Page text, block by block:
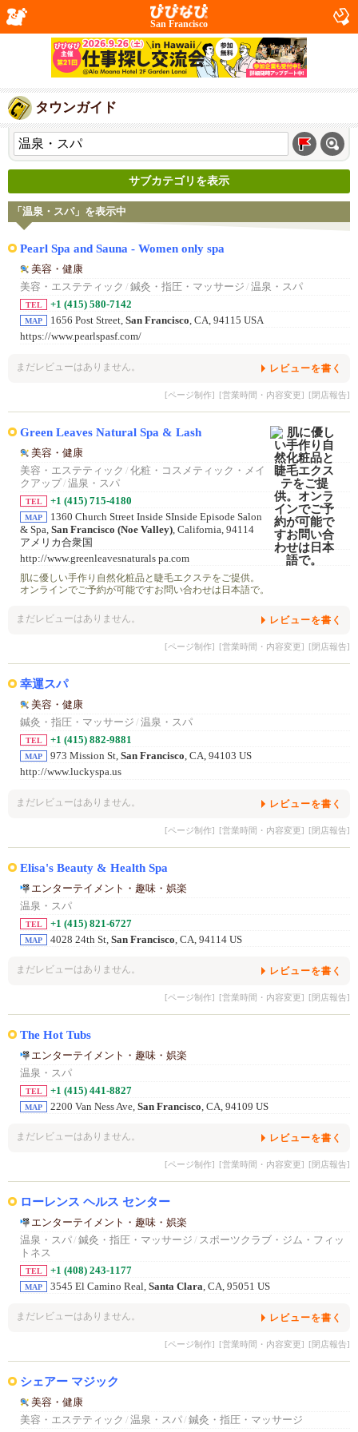
San Francisco
タウンガイド
サブカテゴリを表示
「温泉・スパ」を表示中
Pearl Spa and Sauna - Women only spa
美容・健康
美容・エステティック / 鍼灸・指圧・マッサージ / 温泉・スパ
TEL +1 (415) 580-7142
MAP 1656 Post Street, San Francisco, CA, 94115 USA
https://www.pearlspasf.com/
まだレビューはありません。 レビューを書く
[ページ制作] [営業時間・内容変更] [閉店報告]
Green Leaves Natural Spa & Lash
美容・健康
美容・エステティック / 化粧・コスメティック・メイ
クアップ/ 温泉・スパ
TEL +1 (415) 715-4180
MAP
1360 Church Street Inside SInside Episode Salon
& Spa, San Francisco (Noe Valley) , California, 94114
アメリカ合衆国
http://www.greenleavesnaturals pa.com
肌に優しい手作り自然化粧品と睫毛エクステをご提供。
オンラインでご予約が可能ですお問い合わせは日本語で。
まだレビューはありません。 レビューを書く
[ページ制作] [営業時間・内容変更] [閉店報告]
幸運スパ
美容・健康
鍼灸・指圧・マッサージ / 温泉・スパ
TEL +1 (415) 882-9881
MAP 973 Mission St, San Francisco, CA, 94103 US
http://www.luckyspa.us
まだレビューはありません。 レビューを書く
[ページ制作] [営業時間・内容変更] [閉店報告]
Elisa's Beauty & Health Spa
エンターテイメント・趣味・娯楽
温泉・スパ
TEL +1 (415) 821-6727
MAP 4028 24th St, San Francisco, CA, 94114 US
まだレビューはありません。 レビューを書く
[ページ制作] [営業時間・内容変更] [閉店報告]
The Hot Tubs
エンターテイメント・趣味・娯楽
温泉・スパ
TEL +1 (415) 441-8827
MAP 2200 Van Ness Ave, San Francisco, CA, 94109 US
まだレビューはありません。 レビューを書く
[ページ制作] [営業時間・内容変更] [閉店報告]
ローレンス ヘルス センター
エンターテイメント・趣味・娯楽
温泉・スパ/ 鍼灸・指圧・マッサージ / スポーツクラブ・ジム・フィッ
トネス
TEL +1 (408) 243-1177
MAP 3545 El Camino Real, Santa Clara, CA, 95051 US
まだレビューはありません。 レビューを書く
[ページ制作] [営業時間・内容変更] [閉店報告]
シェアー マジック
美容・健康
美容・エステティック / 温泉・スパ/ 鍼灸・指圧・マッサージ